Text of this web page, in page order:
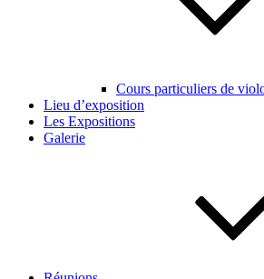
Cours particuliers de
Lieu d’exposition
Les Expositions
Galerie